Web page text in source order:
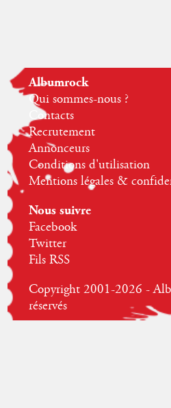
Albumrock
Qui sommes-nous ?
Contacts
Recrutement
Annonceurs
Conditions d'utilisation
Mentions légales &
Nous suivre
Facebook
Twitter
Fils RSS
Copyright 2001-2026 -
réservés